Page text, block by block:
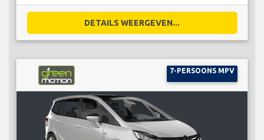
DETAILS WEERGEVEN...
7-PERSOONS MPV